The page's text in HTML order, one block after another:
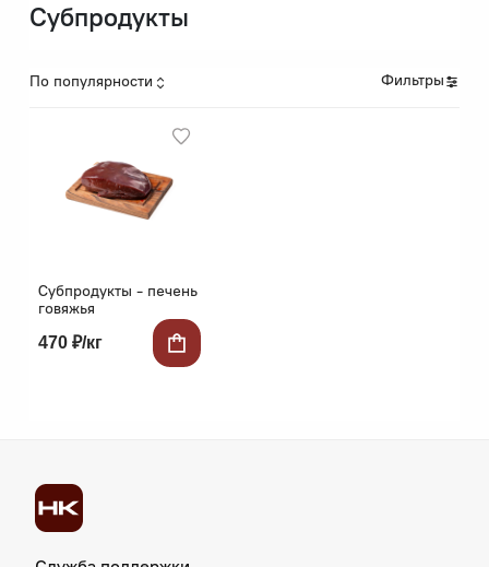
Субпродукты
По популярности Фильтры
Субпродукты - печень
говяжья
470 ₽/кг